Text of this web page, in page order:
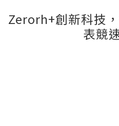
Zerorh+創新科技
表競